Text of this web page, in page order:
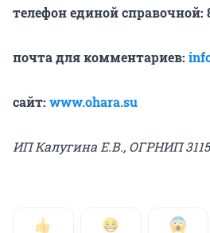
телефон единой справочной:
почта для комментариев:
сайт: www.ohara.su
ИП Калугина Е.В., ОГРНИП